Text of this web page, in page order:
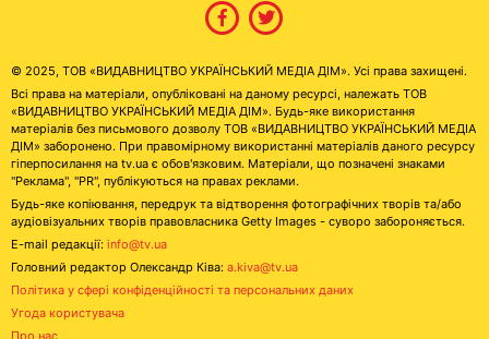
© 2025, ТОВ «ВИДАВНИЦТВО УКРАЇНСЬКИЙ МЕДІА ДІМ». Усі права захищені.
Всі права на матеріали, опубліковані на даному ресурсі, належать ТОВ
«ВИДАВНИЦТВО УКРАЇНСЬКИЙ МЕДІА ДІМ». Будь-яке використання
матеріалів без письмового дозволу ТОВ «ВИДАВНИЦТВО УКРАЇНСЬКИЙ МЕДІА
ДІМ» заборонено. При правомірному використанні матеріалів даного ресурсу
гіперпосилання на tv.ua є обов'язковим. Матеріали, що позначені знаками
"Реклама", "PR", публікуються на правах реклами.
Будь-яке копіювання, передрук та відтворення фотографічних творів та/або
аудіовізуальних творів правовласника Getty Images - суворо забороняється.
E-mail редакції: info@tv.ua
Головний редактор Олександр Ківа: a.kiva@tv.ua
Політика у сфері конфіденційності та персональних даних
Угода користувача
Про нас